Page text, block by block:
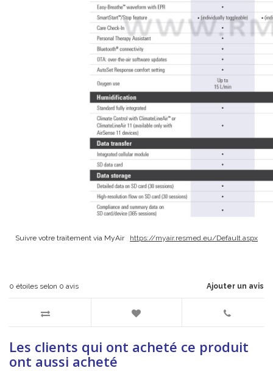
Suivre votre traitement via MyAir https://myair.resmed.eu/Default.aspx
Ajouter un avis
0 étoiles selon 0 avis
Les clients qui ont acheté ce produit
ont aussi acheté